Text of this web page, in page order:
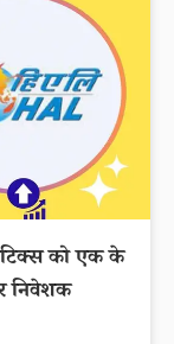
को एक के
निवेशक